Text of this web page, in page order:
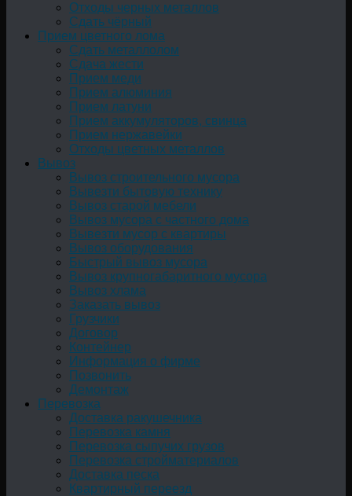
Отходы черных металлов
Сдать чёрный
Прием цветного лома
Сдать металлолом
Сдача жести
Прием меди
Прием алюминия
Прием латуни
Прием аккумуляторов, свинца
Прием нержавейки
Отходы цветных металлов
Вывоз
Вывоз строительного мусора
Вывезти бытовую технику
Вывоз старой мебели
Вывоз мусора с частного дома
Вывезти мусор с квартиры
Вывоз оборудования
Быстрый вывоз мусора
Вывоз крупногабаритного мусора
Вывоз хлама
Заказать вывоз
Грузчики
Договор
Контейнер
Информация о фирме
Позвонить
Демонтаж
Перевозка
Доставка ракушечника
Перевозка камня
Перевозка сыпучих грузов
Перевозка стройматериалов
Доставка песка
Квартирный переезд